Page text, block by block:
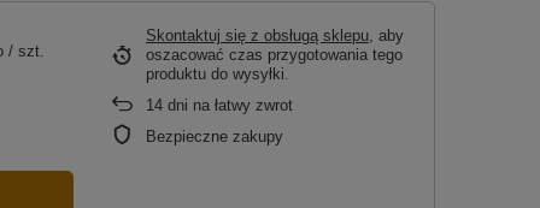
/ szt.
Skontaktuj się z obsługą sklepu, aby
oszacować czas przygotowania tego
produktu do wysyłki.
14 dni na łatwy zwrot
Bezpieczne zakupy